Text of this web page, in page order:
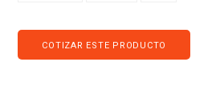
COTIZAR ESTE PRODUCTO